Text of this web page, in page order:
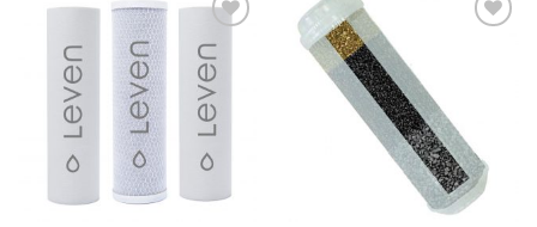
Add to
Wishlist